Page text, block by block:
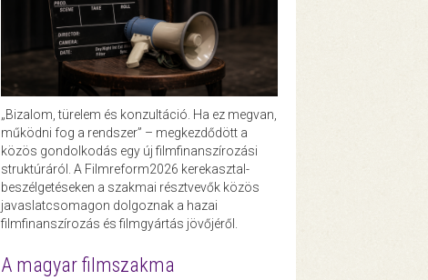
„Bizalom, türelem és konzultáció. Ha ez megvan,
működni fog a rendszer” – megkezdődött a
közös gondolkodás egy új filmfinanszírozási
struktúráról. A Filmreform2026 kerekasztal-
beszélgetéseken a szakmai résztvevők közös
javaslatcsomagon dolgoznak a hazai
filmfinanszírozás és filmgyártás jövőjéről.
A magyar filmszakma